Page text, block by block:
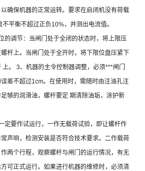
确保机器的正常运转。要求在启闭机没有荷载
平衡不超过正负10%，并测出电流值。
的调节：当闸门处于全闭的状态时，将上限压
杆上。当闸门处于全开时，将下限位盘压紧下
。 3、机器的主令控制器调整，必须***闸门
差不超过1cm。在使用时，需随时由注油孔注
够的润滑油，螺杆要定 期清除油垢，涂护新
定要作试运行，一作无载荷试验，即让螺杆作
声响，检测安装是否符合技术要求。二作载荷
两个行程，观察螺杆与闸门的运行情况，有无
可正式运行。如果进行机器的维修时，必须清